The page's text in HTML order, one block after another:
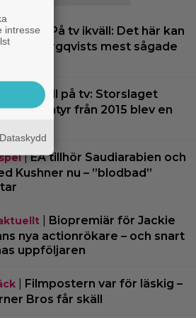
film
På tv ikväll: Det här kan
Kjell Bergqvists mest sågade
Ikväll på tv: Storslaget
äventyr från 2015 blev en
|EA tillhör Saudiarabien och
Kushner nu – ”blodbad”
Biopremiär för Jackie
nya actionrökare – och snart
uppföljaren
| Filmpostern var för läskig –
Bros får skäll
intresse
Dataskydd